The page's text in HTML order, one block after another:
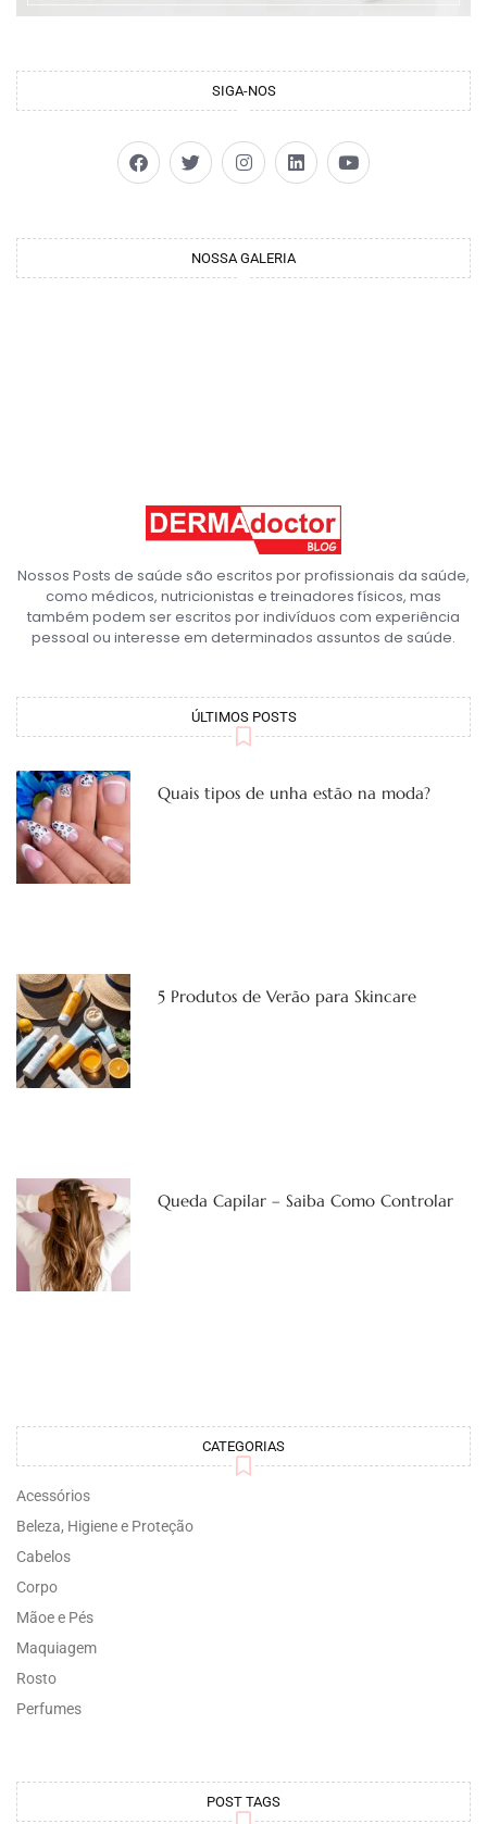
SIGA-NOS
NOSSA GALERIA
Nossos Posts de saúde são escritos por profissionais da saúde,
como médicos, nutricionistas e treinadores físicos, mas
também podem ser escritos por indivíduos com experiência
pessoal ou interesse em determinados assuntos de saúde.
ÚLTIMOS POSTS
Quais tipos de unha estão na moda?
5 Produtos de Verão para Skincare
Queda Capilar – Saiba Como Controlar
CATEGORIAS
Acessórios
Beleza, Higiene e Proteção
Cabelos
Corpo
Mãoe e Pés
Maquiagem
Rosto
Perfumes
POST TAGS